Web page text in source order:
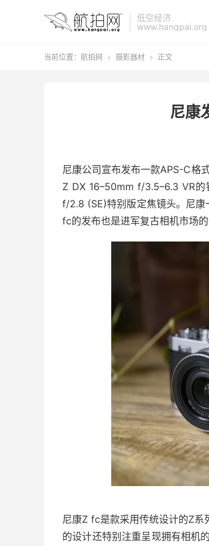
低空经济
www.hangpai.org
当前位置： 航拍网  摄影器材  正文
尼康
尼康公司宣布发布一款APS-C格
Z DX 16–50mm f/3.5–6.3 VR
f/2.8 (SE)特别版定焦镜头。尼康
fc的发布也是进军复古相机市场的
尼康Z fc是款采用传统设计的Z系
的设计还特别注重呈现拥有相机